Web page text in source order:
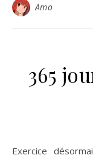
Amo
365
Exercice désormais annuel (fait l'an dernier et même